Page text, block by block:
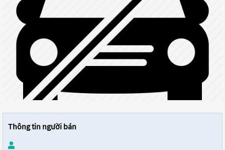
Thông tin người bán